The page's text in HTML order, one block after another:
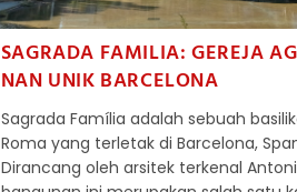
SAGRADA FAMILIA: GEREJA
NAN UNIK BARCELONA
Sagrada Família adalah sebuah
Roma yang terletak di Barcelona,
Dirancang oleh arsitek terkenal